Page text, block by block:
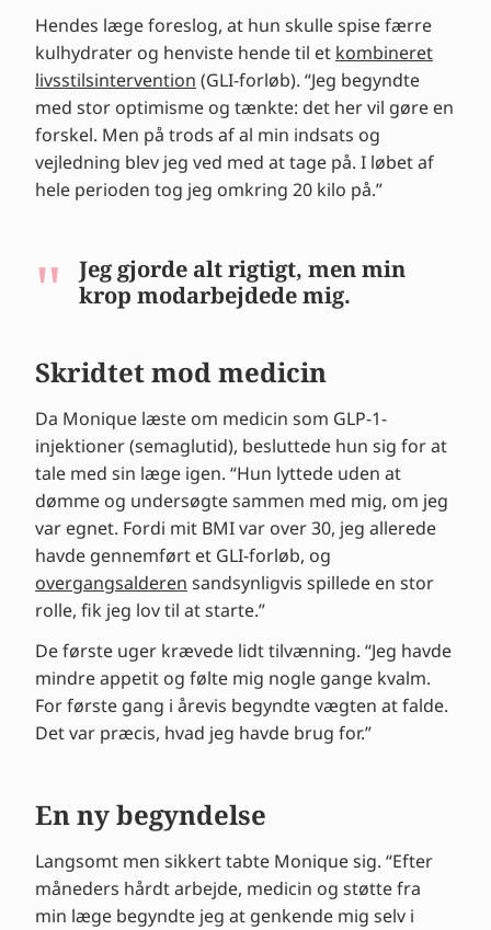
Hendes læge foreslog, at hun skulle spise færre
kulhydrater og henviste hende til et kombineret
livsstilsintervention (GLI-forløb). “Jeg begyndte
med stor optimisme og tænkte: det her vil gøre en
forskel. Men på trods af al min indsats og
vejledning blev jeg ved med at tage på. I løbet af
hele perioden tog jeg omkring 20 kilo på.”
Jeg gjorde alt rigtigt, men min
krop modarbejdede mig.
Skridtet mod medicin
Da Monique læste om medicin som GLP-1-
injektioner (semaglutid), besluttede hun sig for at
tale med sin læge igen. “Hun lyttede uden at
dømme og undersøgte sammen med mig, om jeg
var egnet. Fordi mit BMI var over 30, jeg allerede
havde gennemført et GLI-forløb, og
overgangsalderen sandsynligvis spillede en stor
rolle, fik jeg lov til at starte.”
De første uger krævede lidt tilvænning. “Jeg havde
mindre appetit og følte mig nogle gange kvalm.
For første gang i årevis begyndte vægten at falde.
Det var præcis, hvad jeg havde brug for.”
En ny begyndelse
Langsomt men sikkert tabte Monique sig. “Efter
måneders hårdt arbejde, medicin og støtte fra
min læge begyndte jeg at genkende mig selv i